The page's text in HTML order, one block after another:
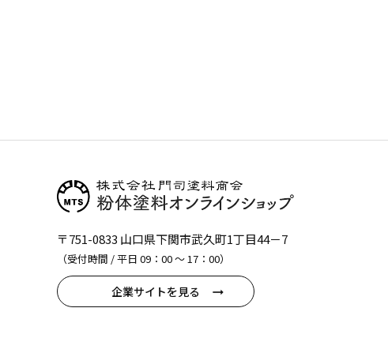
〒751-0833 山口県下関市武久町1丁目44－7
（受付時間 / 平日 09：00 〜 17：00）
企業サイトを見る